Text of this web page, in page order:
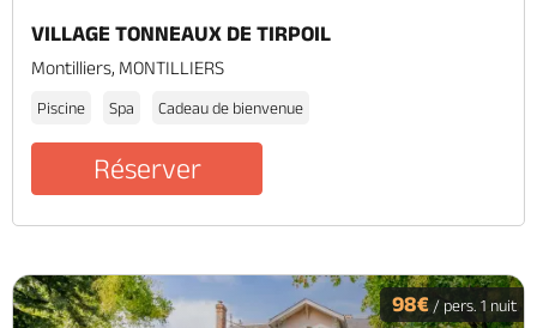
VILLAGE TONNEAUX DE TIRPOIL
Montilliers, MONTILLIERS
Piscine Spa Cadeau de bienvenue
Réserver
98€ / pers. 1 nuit